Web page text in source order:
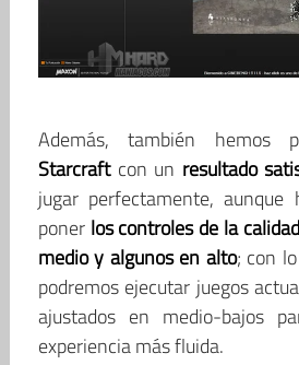
Además, también hemos
Starcraftcon un resultado
jugar perfectamente, aunque
poner los controles de la
medio y algunos en alto; con
podremos ejecutar juegos
ajustados en medio-bajos
experiencia más fluida.